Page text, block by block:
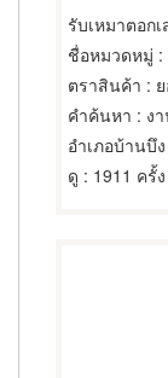
รับเหมาตอก
ชื่อหมวดหมู่ :
ตราสินค้า :
คำค้นหา : ง
อำเภอบ้านบึง
ดู : 1911 ครั้ง